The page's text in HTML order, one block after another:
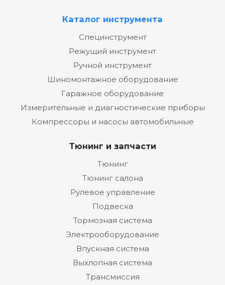
Каталог инструмента
Специнструмент
Режущий инструмент
Ручной инструмент
Шиномонтажное оборудование
Гаражное оборудование
Измерительные и диагностические приборы
Компрессоры и насосы автомобильные
Тюнинг и запчасти
Тюнинг
Тюнинг салона
Рулевое управление
Подвеска
Тормозная система
Электрооборудование
Впускная система
Выхлопная система
Трансмиссия